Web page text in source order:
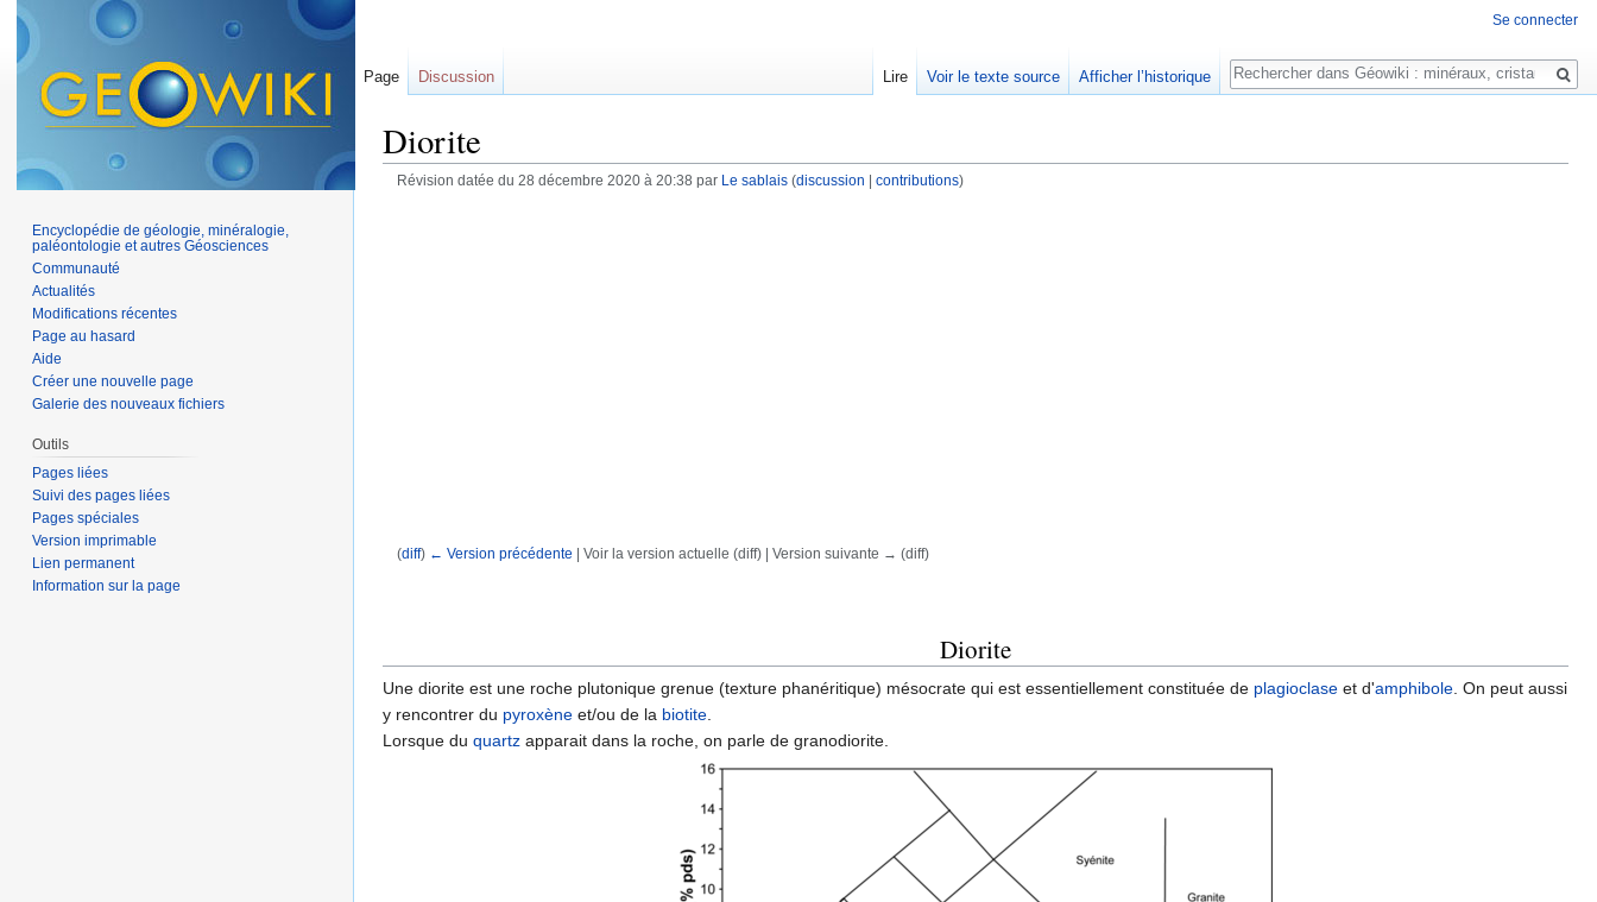
Diorite
Révision datée du 28 décembre 2020 à 20:38 par Le sablais (discussion contributions)
(diff) ← Version précédente | Voir la version actuelle (diff) | Version suivante → (diff)
Diorite
Une diorite est une roche plutonique grenue (texture phanéritique) mésocrate qui est essentiellement constituée de plagioclase et d'amphibole . On peut aussi
y rencontrer du pyroxène et/ou de la biotite
Lorsque du quartz apparait dans la roche, on parle de granodiorite.
Se connecter
Page Discussion Lire Voir le texte source Afficher l’historique
Rechercher
Encyclopédie de géologie, minéralogie,
paléontologie et autres Géosciences
Communauté
Actualités
Modifications récentes
Page au hasard
Aide
Créer une nouvelle page
Galerie des nouveaux fichiers
Outils
Pages liées
Suivi des pages liées
Pages spéciales
Version imprimable
Lien permanent
Information sur la page